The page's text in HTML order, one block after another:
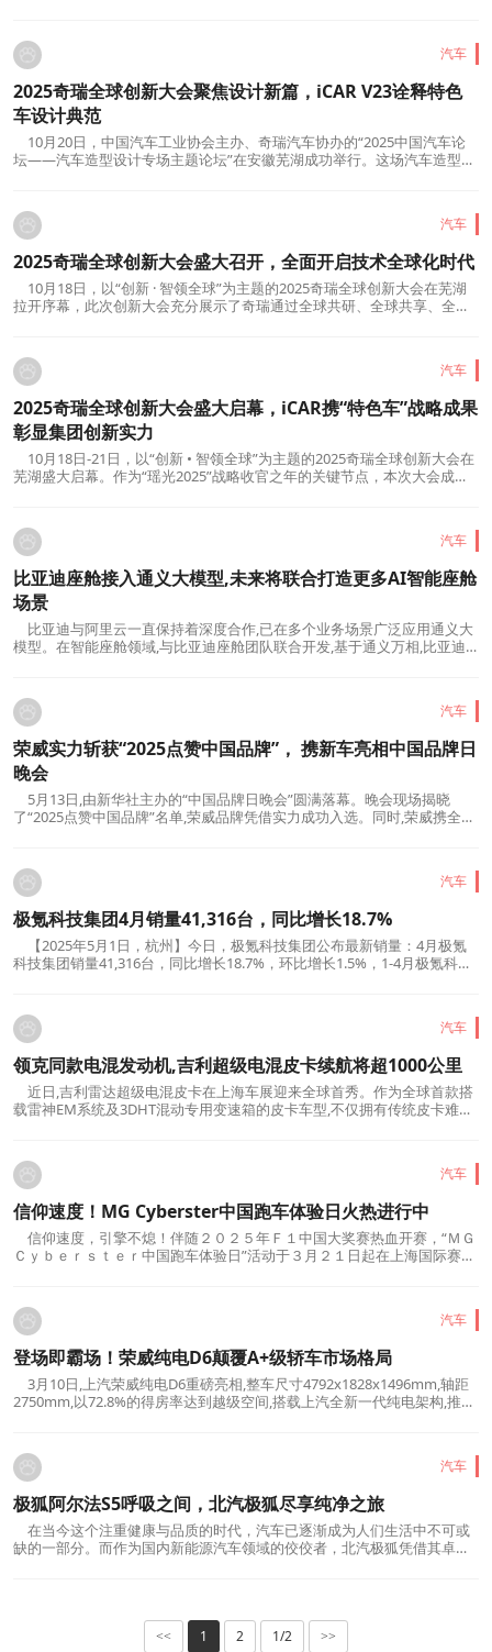
T5的电池还通过96倍新国标防水测试、15倍...
汽车
2025奇瑞全球创新大会聚焦设计新篇，iCAR V23诠释特色
车设计典范
10月20日，中国汽车工业协会主办、奇瑞汽车协办的“2025中国汽车论
坛——汽车造型设计专场主题论坛”在安徽芜湖成功举行。这场汽车造型设
美学的思考与洞见，助力中国汽车之美在世界舞...
汽车
2025奇瑞全球创新大会盛大召开，全面开启技术全球化时代
10月18日，以“创新 · 智领全球”为主题的2025奇瑞全球创新大会在芜湖
拉开序幕，此次创新大会充分展示了奇瑞通过全球共研、全球共享、全球
牌持续向上，实现可持续的国际化；技术、文...
汽车
2025奇瑞全球创新大会盛大启幕，iCAR携“特色车”战略成果
彰显集团创新实力
10月18日-21日，以“创新 • 智领全球”为主题的2025奇瑞全球创新大会在
芜湖盛大启幕。作为“瑶光2025”战略收官之年的关键节点，本次大会成为
的战略雄心。技术奇瑞全面进阶，为全球汽车...
汽车
比亚迪座舱接入通义大模型,未来将联合打造更多AI智能座舱
场景
比亚迪与阿里云一直保持着深度合作,已在多个业务场景广泛应用通义大
模型。在智能座舱领域,与比亚迪座舱团队联合开发,基于通义万相,比亚迪
尘,上线“心理伴聊”等场景,结合智能语音对...
汽车
荣威实力斩获“2025点赞中国品牌”， 携新车亮相中国品牌日
晚会
5月13日,由新华社主办的“中国品牌日晚会”圆满落幕。晚会现场揭晓
了“2025点赞中国品牌”名单,荣威品牌凭借实力成功入选。同时,荣威携全新
而打造出的国民电动家轿。以限时一口价7....
汽车
极氪科技集团4月销量41,316台，同比增长18.7%
【2025年5月1日，杭州】今日，极氪科技集团公布最新销量：4月极氪
科技集团销量41,316台，同比增长18.7%，环比增长1.5%，1-4月极氪科技
销量27,589台，新能源占比55.1%。多款新车密集上市...
汽车
领克同款电混发动机,吉利超级电混皮卡续航将超1000公里
近日,吉利雷达超级电混皮卡在上海车展迎来全球首秀。作为全球首款搭
载雷神EM系统及3DHT混动专用变速箱的皮卡车型,不仅拥有传统皮卡难以
完美融合。这种突破性的技术集成,使...
汽车
信仰速度！MG Cyberster中国跑车体验日火热进行中
信仰速度，引擎不熄！伴随２０２５年Ｆ１中国大奖赛热血开赛，“ＭＧ
Ｃｙｂｅｒｓｔｅｒ中国跑车体验日”活动于３月２１日起在上海国际赛车
开放打卡和体验。ＭＧＣｙｂｅｒｓｔ...
汽车
登场即霸场！荣威纯电D6颠覆A+级轿车市场格局
3月10日,上汽荣威纯电D6重磅亮相,整车尺寸4792x1828x1496mm,轴距
2750mm,以72.8%的得房率达到越级空间,搭载上汽全新一代纯电架构,推出
的形面,实现0.27Cd超低风阻,使整车温润中...
汽车
极狐阿尔法S5呼吸之间，北汽极狐尽享纯净之旅
在当今这个注重健康与品质的时代，汽车已逐渐成为人们生活中不可或
缺的一部分。而作为国内新能源汽车领域的佼佼者，北汽极狐凭借其卓越
<< 1 2 1/2 >>